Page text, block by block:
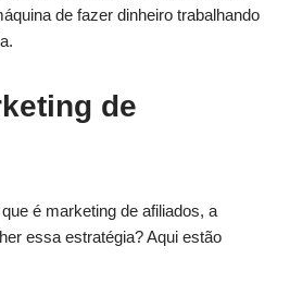
de fazer dinheiro trabalhando
de
é marketing de afiliados, a
essa estratégia? Aqui estão